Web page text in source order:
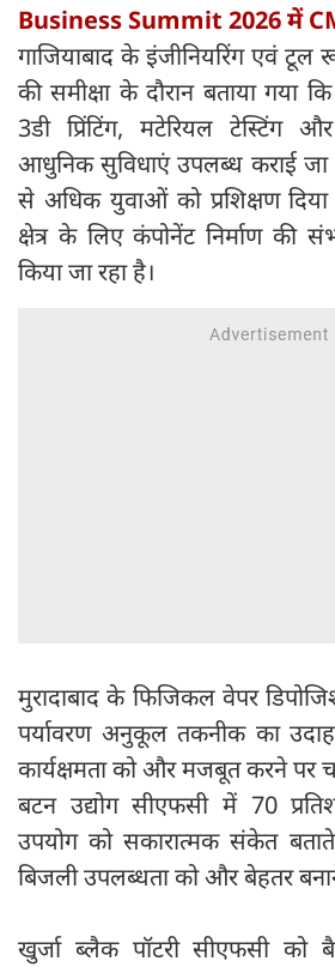
Business Summit 2026 में
गाजियाबाद के इंजीनियरिंग एवं
की समीक्षा के दौरान बताया गया
3डी प्रिंटिंग, मटेरियल टेस्टिंग
आधुनिक सुविधाएं उपलब्ध कराई
से अधिक युवाओं को प्रशिक्षण
क्षेत्र के लिए कंपोनेंट निर्माण की
किया जा रहा है।
मुरादाबाद के फिजिकल वेपर
पर्यावरण अनुकूल तकनीक का
कार्यक्षमता को और मजबूत करने पर
बटन उद्योग सीएफसी में 70
उपयोग को सकारात्मक संकेत
बिजली उपलब्धता को और बेहतर
खुर्जा ब्लैक पॉटरी सीएफसी